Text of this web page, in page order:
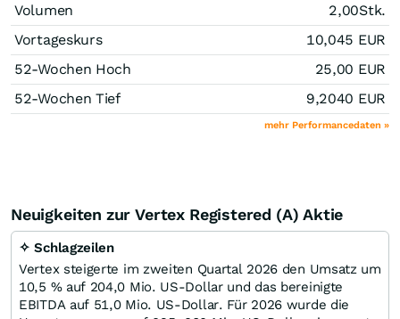
Volumen
2,00Stk.
Vortageskurs
10,045 EUR
52-Wochen Hoch
25,00 EUR
52-Wochen Tief
9,2040 EUR
mehr Performancedaten »
Neuigkeiten zur Vertex Registered (A) Aktie
✧ Schlagzeilen
Vertex steigerte im zweiten Quartal 2026 den Umsatz um
10,5 % auf 204,0 Mio. US-Dollar und das bereinigte
EBITDA auf 51,0 Mio. US-Dollar. Für 2026 wurde die